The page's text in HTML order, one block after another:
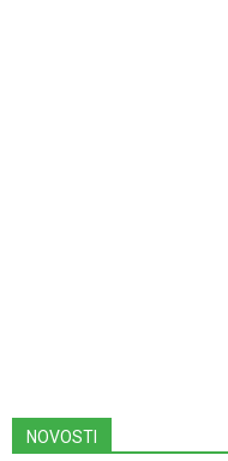
NOVOSTI